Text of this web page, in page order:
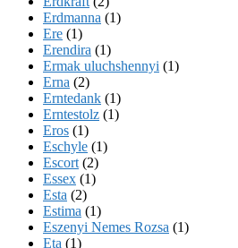
Erdmanna (1)
Ere (1)
Erendira (1)
Ermak uluchshennyi (1)
Erna (2)
Erntedank (1)
Erntestolz (1)
Eros (1)
Eschyle (1)
Escort (2)
Essex (1)
Esta (2)
Estima (1)
Eszenyi Nemes Rozsa (1)
Eta (1)